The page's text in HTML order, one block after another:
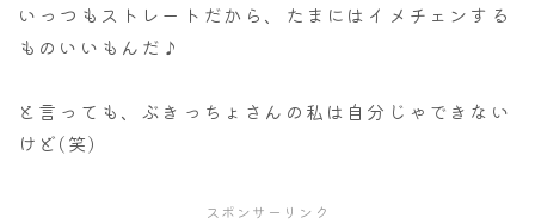
いっつもストレートだから、たまにはイメチェンする
ものいいもんだ♪
と言っても、ぶきっちょさんの私は自分じゃできない
けど(笑)
スポンサーリンク